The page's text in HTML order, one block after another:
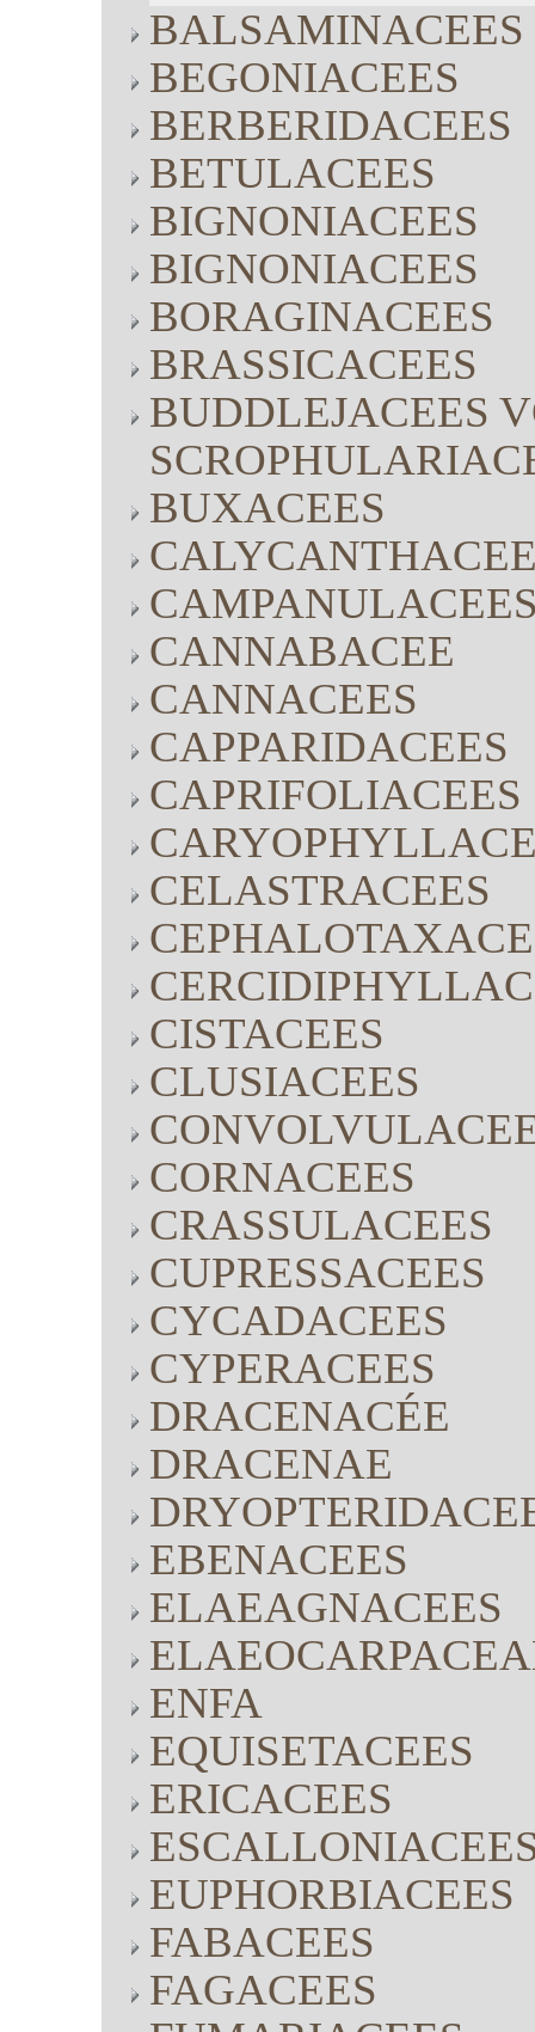
BALSAMINACEES
BEGONIACEES
BERBERIDACEES
BETULACEES
BIGNONIACEES
BIGNONIACEES
BORAGINACEES
BRASSICACEES
BUDDLEJACEES
BUXACEES
CANNABACEE
CANNACEES
CAPPARIDACEES
CAPRIFOLIACEES
CELASTRACEES
CISTACEES
CLUSIACEES
CORNACEES
CRASSULACEES
CUPRESSACEES
CYCADACEES
CYPERACEES
DRACENACÉE
DRACENAE
EBENACEES
ELAEAGNACEES
ENFA
EQUISETACEES
ERICACEES
EUPHORBIACEES
FABACEES
FAGACEES